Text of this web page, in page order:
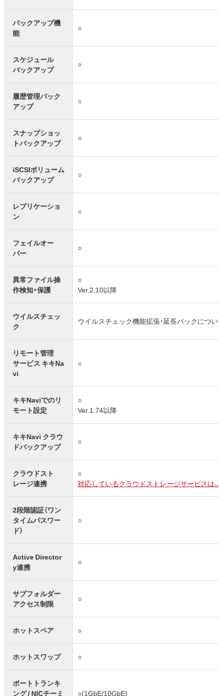
バックアップ機
能
○
スケジュール
バックアップ
○
履歴管理バック
アップ
○
スナップショッ
トバックアップ
○
iSCSIボリューム
バックアップ
○
レプリケーショ
ン
○
フェイルオー
バー
○
異常ファイル操
作検知・保護
○
Ver.2.10以降
ウイルスチェッ
ク
ウイルスチェック機能拡張・延長パックについ
リモート管理
サービス キキNa
vi
○
キキNaviでのリ
モート設定
○
Ver.1.74以降
キキNavi クラウ
ドバックアップ
○
クラウドスト
レージ連携
○
対応しているクラウドストレージサービスは
2段階認証（ワン
タイムパスワー
ド）
○
Active Director
y連携
○
サブフォルダー
アクセス制限
○
ホットスペア ○
ホットスワップ ○
ポートトランキ
ング / NICチーミ
○(1GbE/10GbE)